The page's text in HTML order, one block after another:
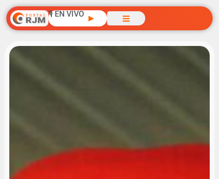
🎙️ EN VIVO ▶